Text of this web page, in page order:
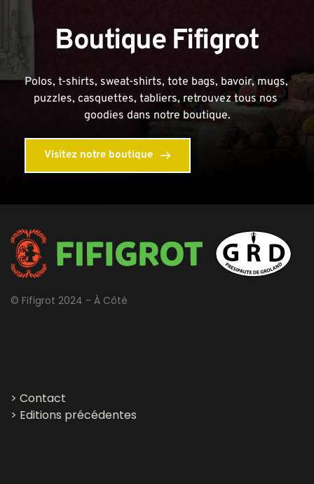
Boutique Fifigrot
Polos, t-shirts, sweat-shirts, tote bags, bavoir, mugs,
puzzles, casquettes, tabliers, retrouvez tous nos
goodies dans notre boutique.
Visitez notre boutique
© Fifigrot 2024 - À Côté
> Contact
> Editions précédentes